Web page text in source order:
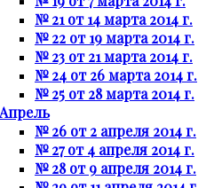
№ 21 от 14 марта 2014 г.
№ 22 от 19 марта 2014 г.
№ 23 от 21 марта 2014 г.
№ 24 от 26 марта 2014 г.
№ 25 от 28 марта 2014 г.
Апрель
№ 26 от 2 апреля 2014 г.
№ 27 от 4 апреля 2014 г.
№ 28 от 9 апреля 2014 г.